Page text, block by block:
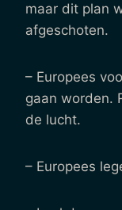
maar dit plan
afgeschoten.
– Europees
gaan worden.
de lucht.
– Europees